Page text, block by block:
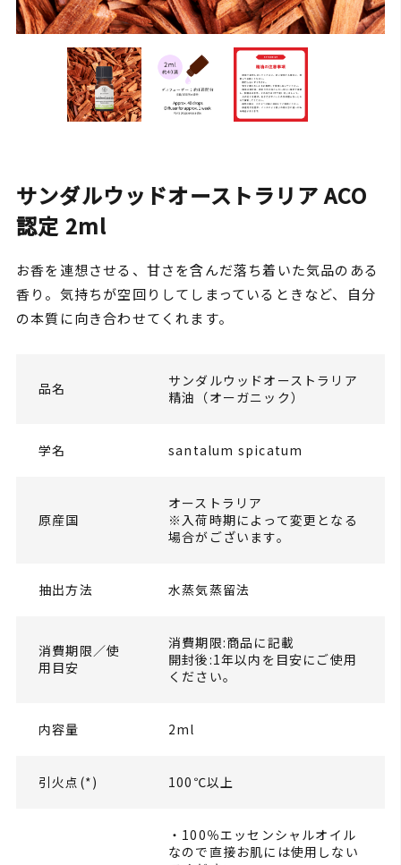
サンダルウッドオーストラリア ACO
認定 2ml
お香を連想させる、甘さを含んだ落ち着いた気品のある
香り。気持ちが空回りしてしまっているときなど、自分
の本質に向き合わせてくれます。
品名
サンダルウッドオーストラリア
精油（オーガニック）
学名 santalum spicatum
原産国
オーストラリア
※入荷時期によって変更となる
場合がございます。
抽出方法 水蒸気蒸留法
消費期限／使
用目安
消費期限:商品に記載
開封後:1年以内を目安にご使用
ください。
内容量 2ml
引火点(*) 100℃以上
・100％エッセンシャルオイル
なので直接お肌には使用しない